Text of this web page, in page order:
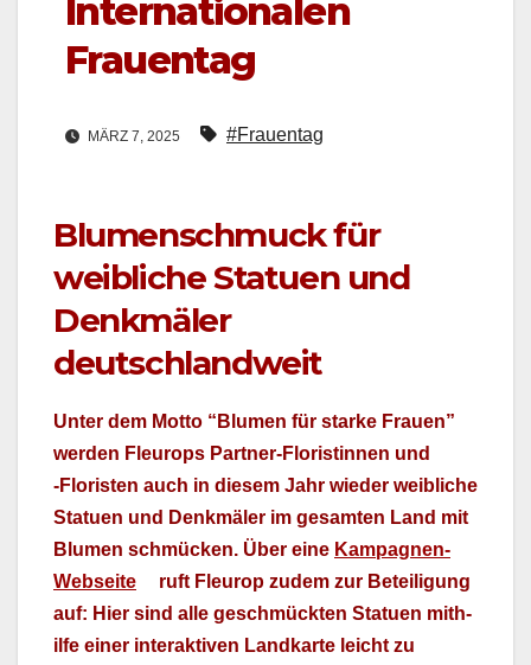
Internationalen
Frauentag
MÄRZ 7, 2025 #Frauentag
Blumenschmuck für
weibliche Statuen und
Denkmäler
deutschlandweit
Unter dem Mot­to “Blu­men für starke Frauen”
wer­den Fleu­rops Part­ner-Floristin­nen und
‑Floris­ten auch in diesem Jahr wieder weib­liche
Stat­uen und Denkmäler im gesamten Land mit
Blu­men schmück­en. Über eine Kam­pag­nen-
Web­seite
ruft Fleu­rop zudem zur Beteili­gung
auf: Hier sind alle geschmück­ten Stat­uen mith­
il­fe ein­er inter­ak­tiv­en Land­karte leicht zu